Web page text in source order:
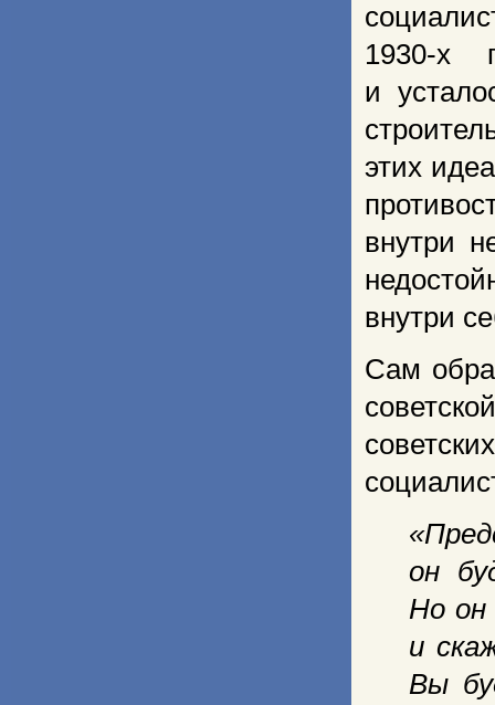
1930-х
и
этих
внутри
внутри
Сам
он
Но он
и
Вы